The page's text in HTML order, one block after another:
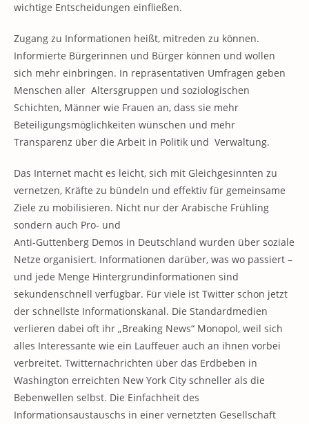
wichtige Entscheidungen einfließen.
Zugang zu Informationen heißt, mitreden zu können.
Informierte Bürgerinnen und Bürger können und wollen
sich mehr einbringen. In repräsentativen Umfragen geben
Menschen aller Altersgruppen und soziologischen
Schichten, Männer wie Frauen an, dass sie mehr
Beteiligungsmöglichkeiten wünschen und mehr
Transparenz über die Arbeit in Politik und Verwaltung.
Das Internet macht es leicht, sich mit Gleichgesinnten zu
vernetzen, Kräfte zu bündeln und effektiv für gemeinsame
Ziele zu mobilisieren. Nicht nur der Arabische Frühling
sondern auch Pro- und
Anti-Guttenberg Demos in Deutschland wurden über soziale
Netze organisiert. Informationen darüber, was wo passiert –
und jede Menge Hintergrundinformationen sind
sekundenschnell verfügbar. Für viele ist Twitter schon jetzt
der schnellste Informationskanal. Die Standardmedien
verlieren dabei oft ihr „Breaking News“ Monopol, weil sich
alles Interessante wie ein Lauffeuer auch an ihnen vorbei
verbreitet. Twitternachrichten über das Erdbeben in
Washington erreichten New York City schneller als die
Bebenwellen selbst. Die Einfachheit des
Informationsaustauschs in einer vernetzten Gesellschaft